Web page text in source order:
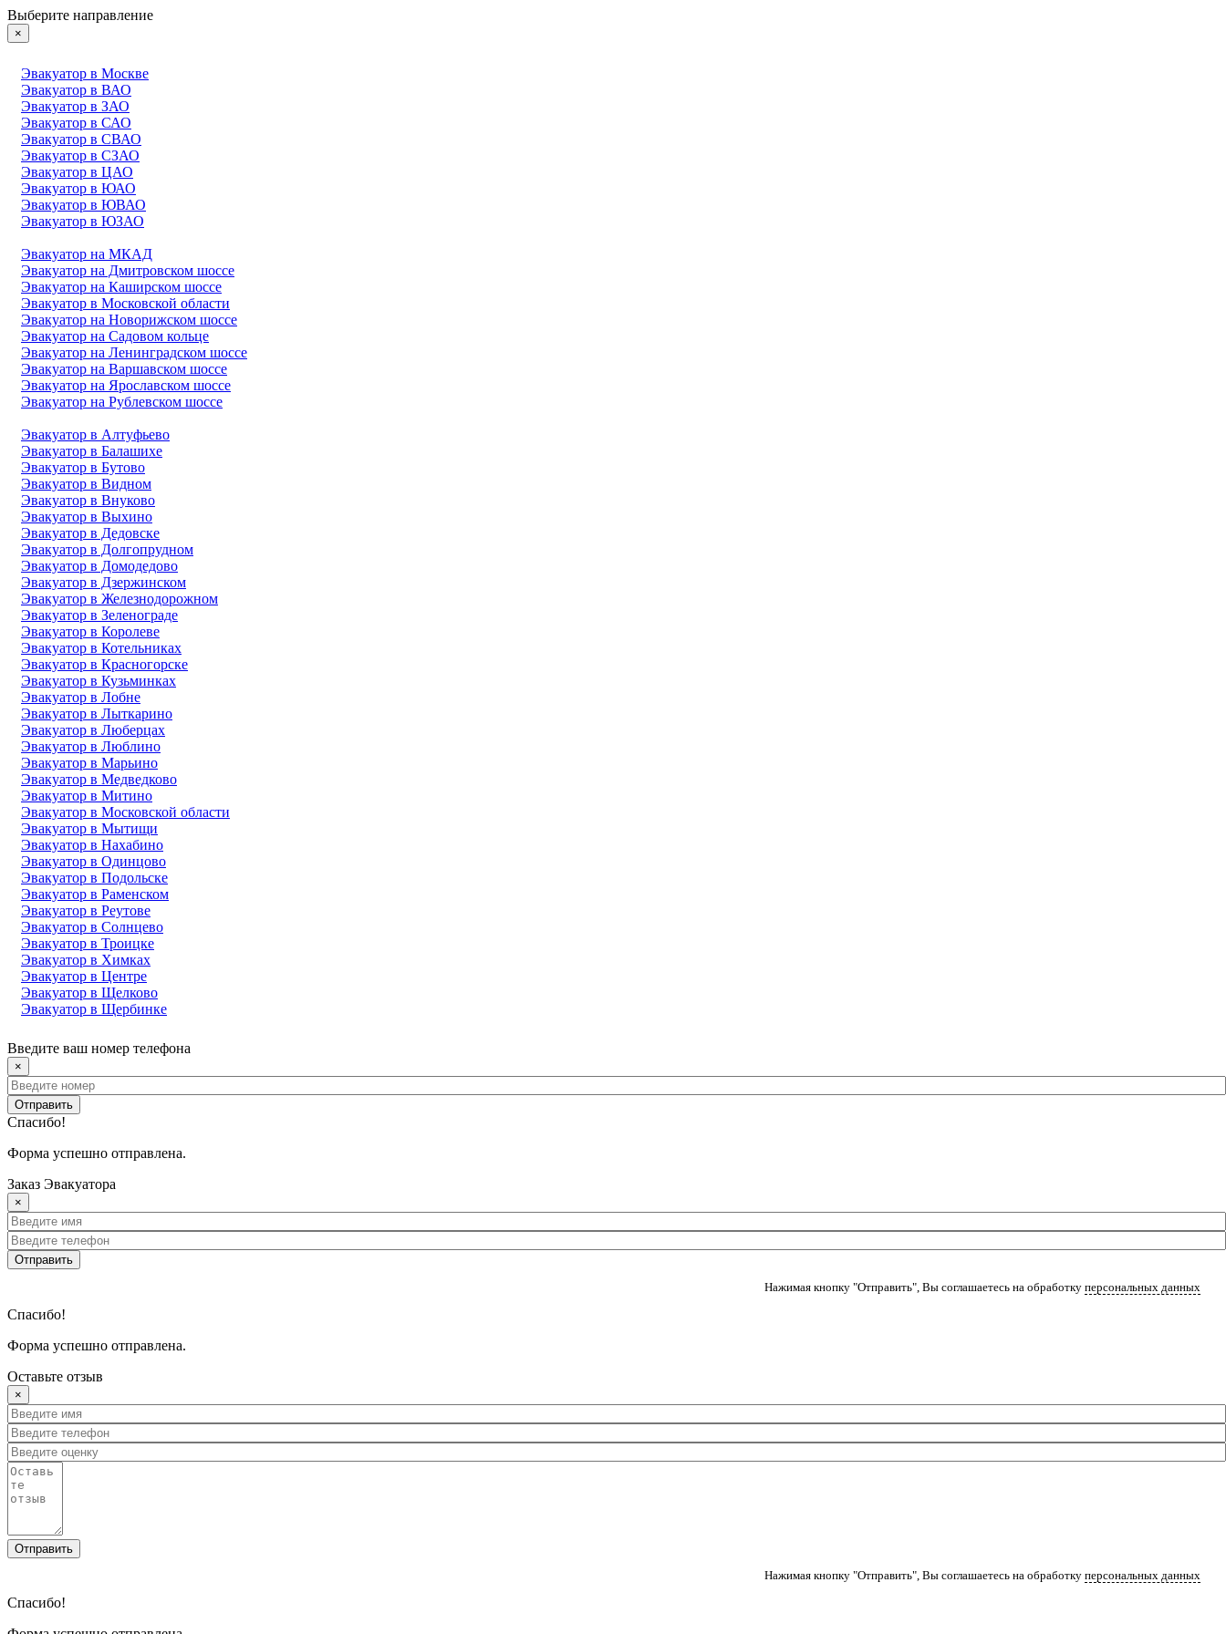
Выберите направление
×
Эвакуатор в Москве
Эвакуатор в ВАО
Эвакуатор в ЗАО
Эвакуатор в САО
Эвакуатор в СВАО
Эвакуатор в СЗАО
Эвакуатор в ЦАО
Эвакуатор в ЮАО
Эвакуатор в ЮВАО
Эвакуатор в ЮЗАО
Эвакуатор на МКАД
Эвакуатор на Дмитровском шоссе
Эвакуатор на Каширском шоссе
Эвакуатор в Московской области
Эвакуатор на Новорижском шоссе
Эвакуатор на Садовом кольце
Эвакуатор на Ленинградском шоссе
Эвакуатор на Варшавском шоссе
Эвакуатор на Ярославском шоссе
Эвакуатор на Рублевском шоссе
Эвакуатор в Алтуфьево
Эвакуатор в Балашихе
Эвакуатор в Бутово
Эвакуатор в Видном
Эвакуатор в Внуково
Эвакуатор в Выхино
Эвакуатор в Дедовске
Эвакуатор в Долгопрудном
Эвакуатор в Домодедово
Эвакуатор в Дзержинском
Эвакуатор в Железнодорожном
Эвакуатор в Зеленограде
Эвакуатор в Королеве
Эвакуатор в Котельниках
Эвакуатор в Красногорске
Эвакуатор в Кузьминках
Эвакуатор в Лобне
Эвакуатор в Лыткарино
Эвакуатор в Люберцах
Эвакуатор в Люблино
Эвакуатор в Марьино
Эвакуатор в Медведково
Эвакуатор в Митино
Эвакуатор в Московской области
Эвакуатор в Мытищи
Эвакуатор в Нахабино
Эвакуатор в Одинцово
Эвакуатор в Подольске
Эвакуатор в Раменском
Эвакуатор в Реутове
Эвакуатор в Солнцево
Эвакуатор в Троицке
Эвакуатор в Химках
Эвакуатор в Центре
Эвакуатор в Щелково
Эвакуатор в Щербинке
Введите ваш номер телефона
×
Отправить
Спасибо!
Форма успешно отправлена.
Заказ Эвакуатора
×
Отправить
Нажимая кнопку "Отправить", Вы соглашаетесь на обработку персональных данных
Спасибо!
Форма успешно отправлена.
Оставьте отзыв
×
Отправить
Нажимая кнопку "Отправить", Вы соглашаетесь на обработку персональных данных
Спасибо!